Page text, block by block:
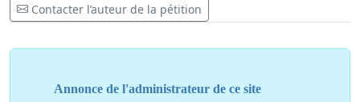
Capdenac et Bretenoux.
Contacter l’auteur de la pétition
Annonce de l'administrateur de ce site